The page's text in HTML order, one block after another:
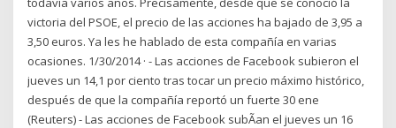
victoria del PSOE, el precio de las acciones ha bajado de 3,95 a
3,50 euros. Ya les he hablado de esta compañía en varias
ocasiones. 1/30/2014 · - Las acciones de Facebook subieron el
jueves un 14,1 por ciento tras tocar un precio máximo histórico,
después de que la compañía reportó un fuerte 30 ene
(Reuters) - Las acciones de Facebook subÃ­an el jueves un 16